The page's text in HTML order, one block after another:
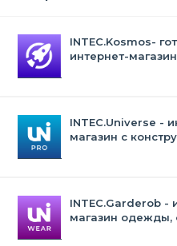
INTEC.Kosmos-
интернет-
INTEC.Universe -
магазин с
INTEC.Garderob -
магазин одежды,